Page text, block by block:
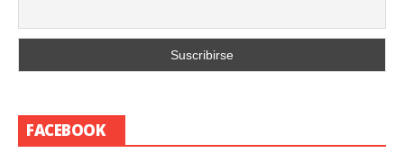
FACEBOOK